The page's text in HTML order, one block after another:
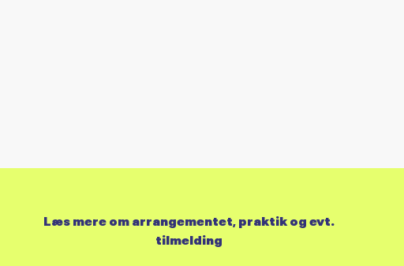
Læs mere om arrangementet, praktik og evt.
tilmelding